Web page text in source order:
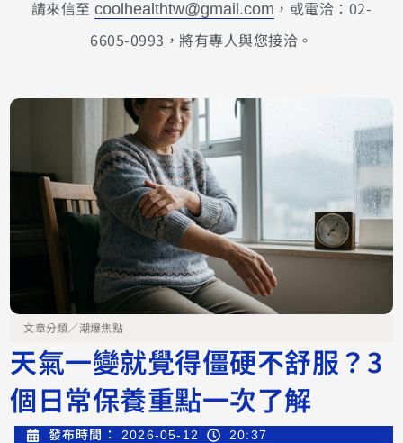
請來信至coolhealthtw@gmail.com ，或電洽：02-
6605-0993，將有專人與您接洽。
文章分類／潮爆焦點
天氣一變就覺得僵硬不舒服？3
個日常保養重點一次了解
發布時間： 2026-05-12 20:37